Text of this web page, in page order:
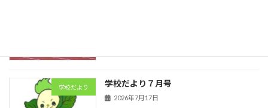
学校だより 学校だより７月号
2026年7月17日